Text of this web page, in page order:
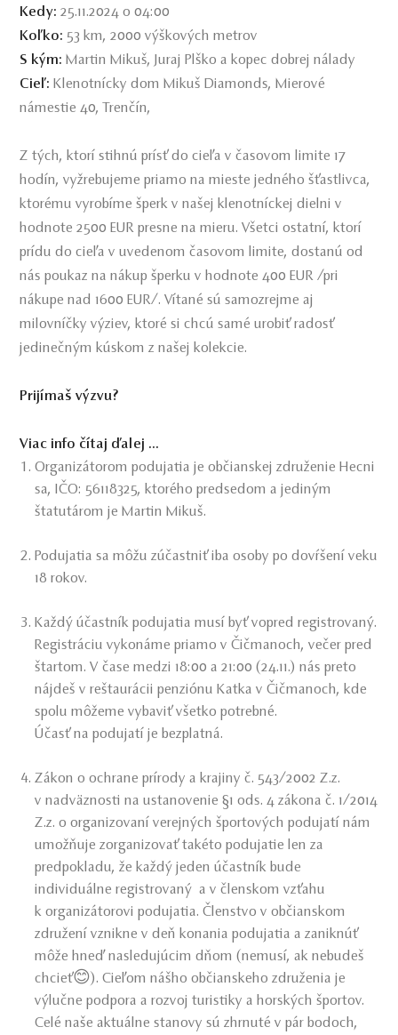
Kedy:25.11.2024 o 04:00
Koľko: 53 km, 2000 výškových metrov
S kým: Martin Mikuš, Juraj Plško a kopec dobrej nálady
Cieľ: Klenotnícky dom Mikuš Diamonds, Mierové
námestie 40, Trenčín,
Z tých, ktorí stihnú prísť do cieľa v časovom limite 17
hodín, vyžrebujeme priamo na mieste jedného šťastlivca,
ktorému vyrobíme šperk v našej klenotníckej dielni v
hodnote 2500 EUR presne na mieru. Všetci ostatní, ktorí
prídu do cieľa v uvedenom časovom limite, dostanú od
nás poukaz na nákup šperku v hodnote 400 EUR /pri
nákupe nad 1600 EUR/. Vítané sú samozrejme aj
milovníčky výziev, ktoré si chcú samé urobiť radosť
jedinečným kúskom z našej kolekcie.
Prijímaš výzvu?
Viac info čítaj ďalej ...
Organizátorom podujatia je občianskej združenie Hecni
sa, IČO: 56118325, ktorého predsedom a jediným
štatutárom je Martin Mikuš.
Podujatia sa môžu zúčastniť iba osoby po dovŕšení veku
18 rokov.
Každý účastník podujatia musí byť vopred registrovaný.
Registráciu vykonáme priamo v Čičmanoch, večer pred
štartom. V čase medzi 18:00 a 21:00 (24.11.) nás preto
nájdeš v reštaurácii penziónu Katka v Čičmanoch, kde
spolu môžeme vybaviť všetko potrebné.
Účasť na podujatí je bezplatná.
Zákon o ochrane prírody a krajiny č. 543/2002 Z.z.
v nadväznosti na ustanovenie §1 ods. 4 zákona č. 1/2014
Z.z. o organizovaní verejných športových podujatí nám
umožňuje zorganizovať takéto podujatie len za
predpokladu, že každý jeden účastník bude
individuálne registrovaný a v členskom vzťahu
k organizátorovi podujatia. Členstvo v občianskom
združení vznikne v deň konania podujatia a zaniknúť
môže hneď nasledujúcim dňom (nemusí, ak nebudeš
chcieť😊). Cieľom nášho občianskeho združenia je
výlučne podpora a rozvoj turistiky a horských športov.
Celé naše aktuálne stanovy sú zhrnuté v pár bodoch,